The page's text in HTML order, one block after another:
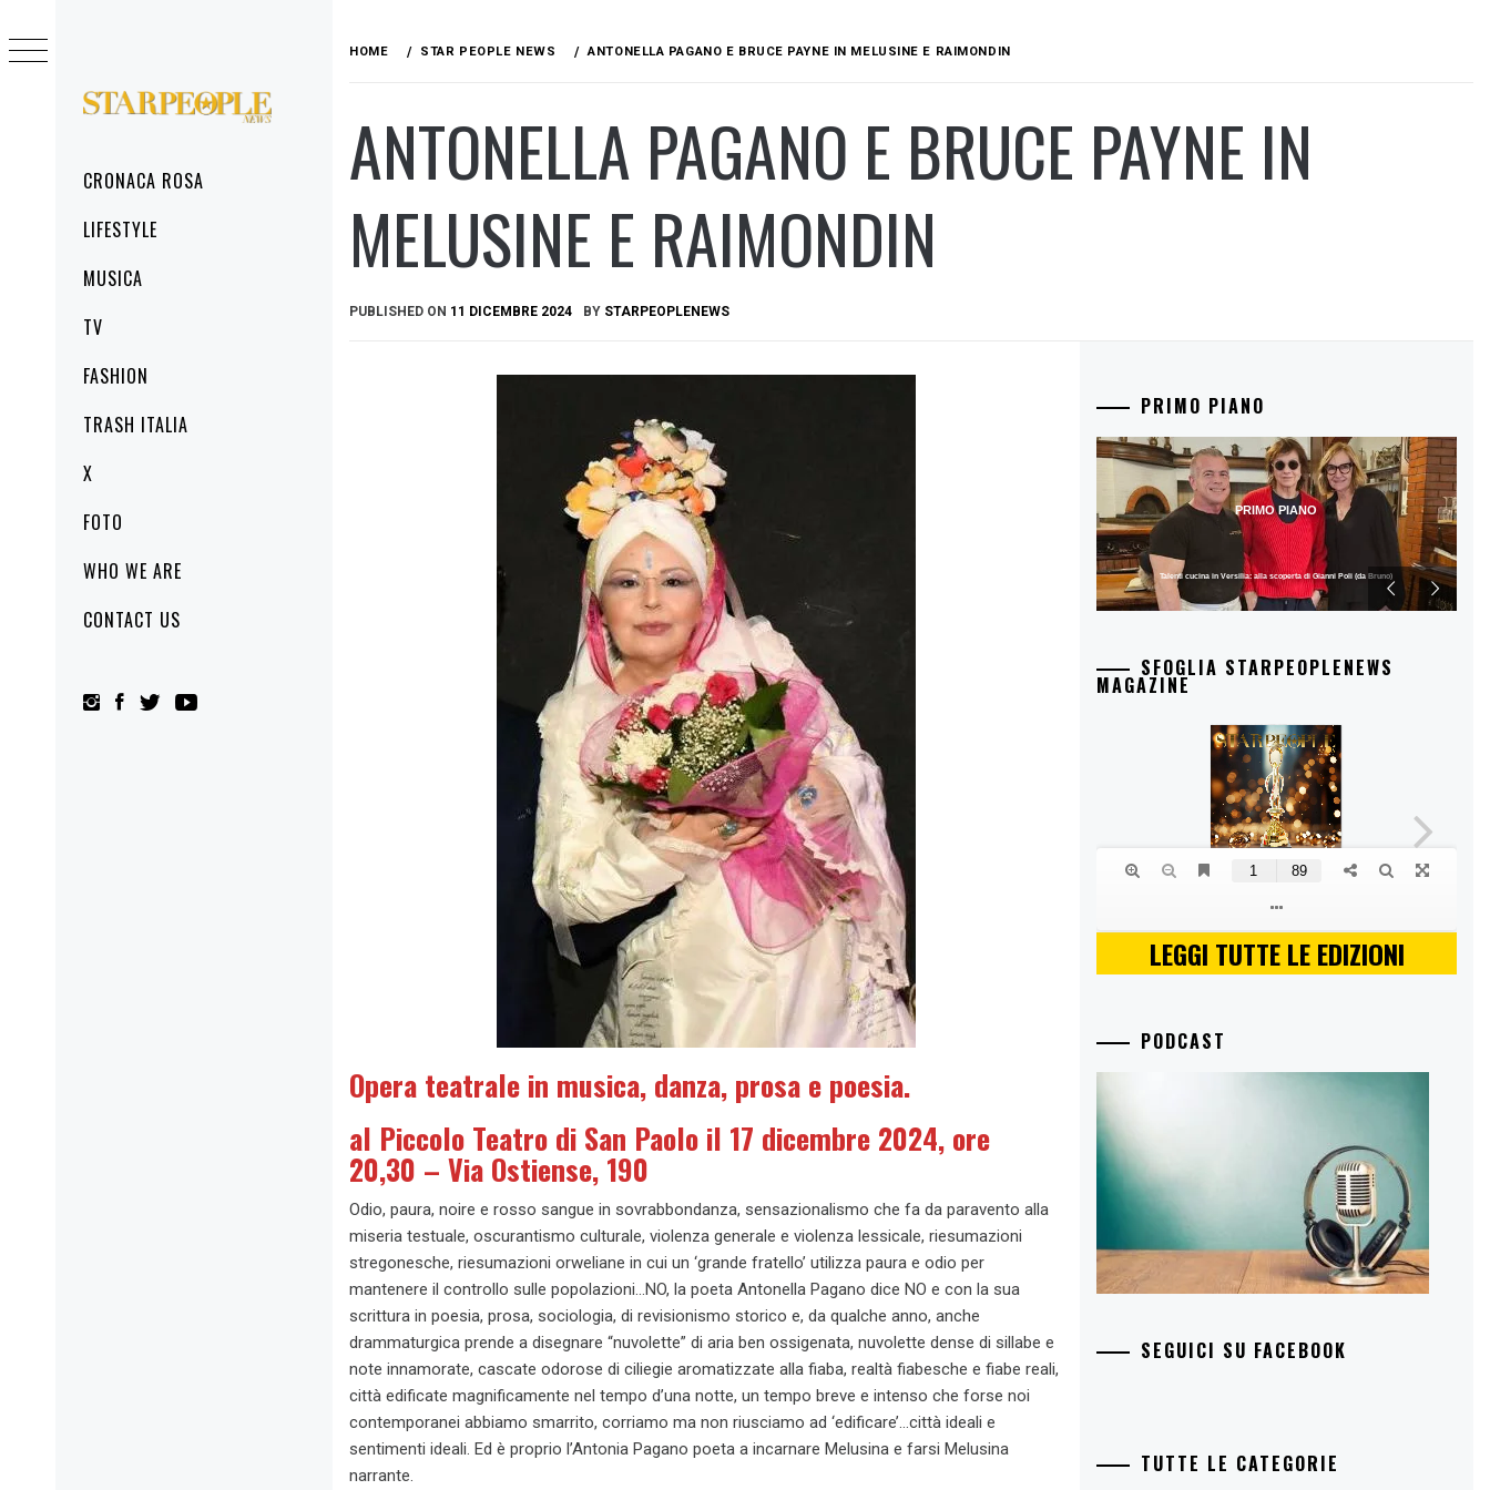
STARPEOPLENEWS
MenuCRONACA ROSA
LIFESTYLE
MUSICA
TV
FASHION
TRASH ITALIA
X
FOTO
WHO WE ARE
CONTACT US
to
content
HOME STAR PEOPLE NEWS ANTONELLA PAGANO E BRUCE PAYNE IN MELUSINE E RAIMONDIN
ANTONELLA PAGANO E BRUCE PAYNE IN
MELUSINE E RAIMONDIN
PUBLISHED ON 11 DICEMBRE 2024 BY STARPEOPLENEWS
Opera teatrale in musica, danza, prosa e poesia.
al Piccolo Teatro di San Paolo il 17 dicembre 2024, ore
20,30 – Via Ostiense, 190
Odio, paura, noire e rosso sangue in sovrabbondanza, sensazionalismo che fa da paravento alla
miseria testuale, oscurantismo culturale, violenza generale e violenza lessicale, riesumazioni
stregonesche, riesumazioni orweliane in cui un ‘grande fratello’ utilizza paura e odio per
mantenere il controllo sulle popolazioni…NO, la poeta Antonella Pagano dice NO e con la sua
scrittura in poesia, prosa, sociologia, di revisionismo storico e, da qualche anno, anche
drammaturgica prende a disegnare “nuvolette” di aria ben ossigenata, nuvolette dense di sillabe e
note innamorate, cascate odorose di ciliegie aromatizzate alla fiaba, realtà fiabesche e fiabe reali,
città edificate magnificamente nel tempo d’una notte, un tempo breve e intenso che forse noi
contemporanei abbiamo smarrito, corriamo ma non riusciamo ad ‘edificare’…città ideali e
sentimenti ideali. Ed è proprio l’Antonia Pagano poeta a incarnare Melusina e farsi Melusina
narrante.
PRIMO PIANO
Talenti cucina in Versilia: alla scoperta di Gianni Poli (da Bruno)
PRIMO PIANO
SFOGLIA STARPEOPLENEWS
MAGAZINE
LEGGI TUTTE LE EDIZIONI
PODCAST
SEGUICI SU FACEBOOK
TUTTE LE CATEGORIE